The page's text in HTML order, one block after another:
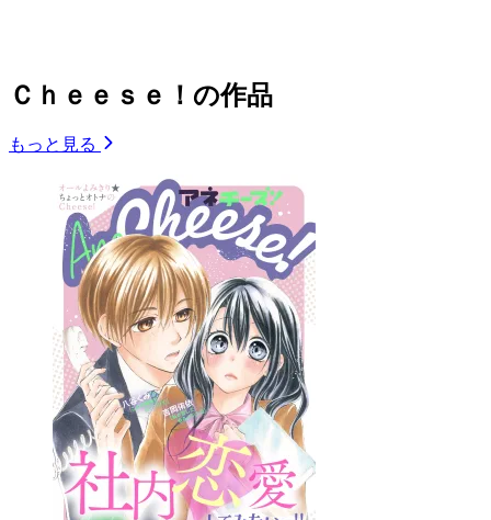
Ｃｈｅｅｓｅ！の作品
もっと見る